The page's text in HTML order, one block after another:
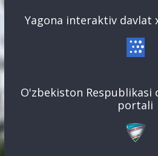
Yagona interaktiv
O'zbekiston
portali